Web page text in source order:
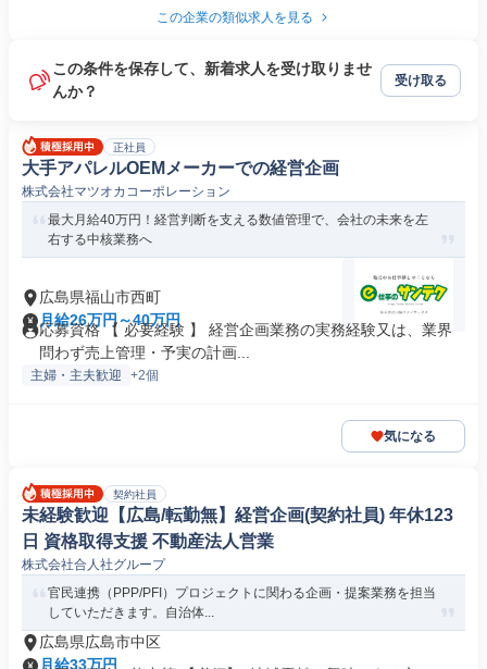
この企業の類似求人を見る
この条件を保存して、新着求人を受け取りませ
んか？
受け取る
正社員
大手アパレルOEMメーカーでの経営企画
株式会社マツオカコーポレーション
最大月給40万円！経営判断を支える数値管理で、会社の未来を左
右する中核業務へ
広島県福山市西町
月給26万円～40万円
応募資格 【 必要経験 】 経営企画業務の実務経験又は、業界
問わず売上管理・予実の計画...
主婦・主夫歓迎 +2個
気になる
契約社員
未経験歓迎【広島/転勤無】経営企画(契約社員) 年休123
日 資格取得支援 不動産法人営業
株式会社合人社グループ
官民連携（PPP/PFI）プロジェクトに関わる企画・提案業務を担当
していただきます。自治体...
広島県広島市中区
月給33万円